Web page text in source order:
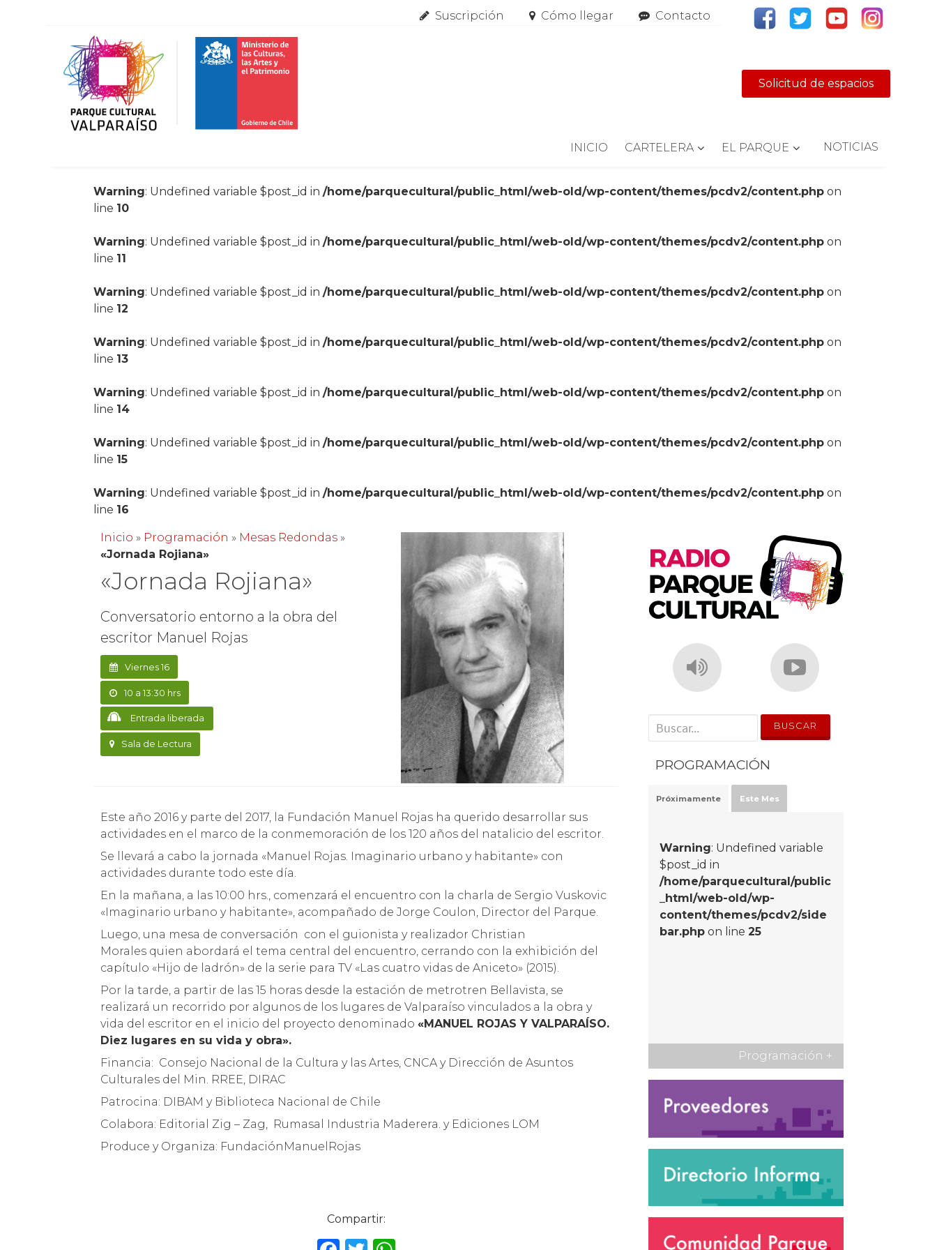
Suscripción Cómo llegar Contacto
Solicitud de espacios
INICIO CARTELERA EL PARQUE NOTICIAS
Warning: Undefined variable $post_id in/home/parquecultural/public_html/web-old/wp-content/themes/pcdv2/content.php on
line 10
Warning: Undefined variable $post_id in/home/parquecultural/public_html/web-old/wp-content/themes/pcdv2/content.php on
line 11
Warning: Undefined variable $post_id in/home/parquecultural/public_html/web-old/wp-content/themes/pcdv2/content.php on
line 12
Warning: Undefined variable $post_id in/home/parquecultural/public_html/web-old/wp-content/themes/pcdv2/content.php on
line 13
Warning: Undefined variable $post_id in/home/parquecultural/public_html/web-old/wp-content/themes/pcdv2/content.php on
line 14
Warning: Undefined variable $post_id in/home/parquecultural/public_html/web-old/wp-content/themes/pcdv2/content.php on
line 15
Warning: Undefined variable $post_id in/home/parquecultural/public_html/web-old/wp-content/themes/pcdv2/content.php on
line 16
Inicio » Programación » Mesas Redondas »
«Jornada Rojiana»
«Jornada Rojiana»
Conversatorio entorno a la obra del
escritor Manuel Rojas
Viernes 16
10 a 13:30 hrs
Entrada liberada
Sala de Lectura
Este año 2016 y parte del 2017, la Fundación Manuel Rojas ha querido desarrollar sus
actividades en el marco de la conmemoración de los 120 años del natalicio del escritor.
Se llevará a cabo la jornada «Manuel Rojas. Imaginario urbano y habitante» con
actividades durante todo este día.
En la mañana, a las 10:00 hrs., comenzará el encuentro con la charla de Sergio Vuskovic
«Imaginario urbano y habitante», acompañado de Jorge Coulon, Director del Parque.
Luego, una mesa de conversación con el guionista y realizador Christian
Morales quien abordará el tema central del encuentro, cerrando con la exhibición del
capítulo «Hijo de ladrón» de la serie para TV «Las cuatro vidas de Aniceto» (2015).
Por la tarde, a partir de las 15 horas desde la estación de metrotren Bellavista, se
realizará un recorrido por algunos de los lugares de Valparaíso vinculados a la obra y
vida del escritor en el inicio del proyecto denominado«MANUEL ROJAS Y VALPARAÍSO.
Diez lugares en su vida y obra».
Financia: Consejo Nacional de la Cultura y las Artes, CNCA y Dirección de Asuntos
Culturales del Min. RREE, DIRAC
Patrocina: DIBAM y Biblioteca Nacional de Chile
Colabora: Editorial Zig – Zag, Rumasal Industria Maderera. y Ediciones LOM
Produce y Organiza: FundaciónManuelRojas
Compartir:
' . __('Search for:') . '
PROGRAMACIÓN
Próximamente Este Mes
Warning: Undefined variable
$post_id in
/home/parquecultural/public
_html/web-old/wp-
content/themes/pcdv2/side
bar.php on line25
Programación +